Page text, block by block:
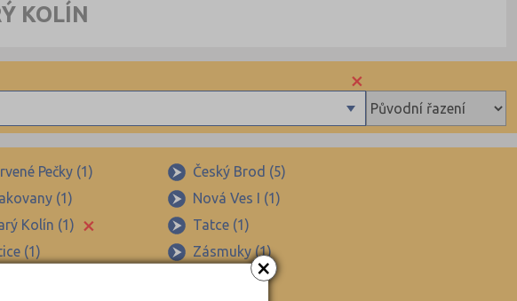
×
KOLÍN
×
Pečky (1)
Český Brod (5)
(1)
Nová Ves I (1)
Kolín (1) ×
Tatce (1)
(1)
Zásmuky (1)